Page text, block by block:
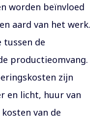
worden beïnvloed
aard van het werk.
tussen de
productieomvang.
zijn
en licht, huur van
van de